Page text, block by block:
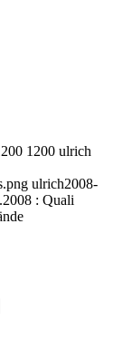
1200 ulrich
ulrich2008-
: Quali